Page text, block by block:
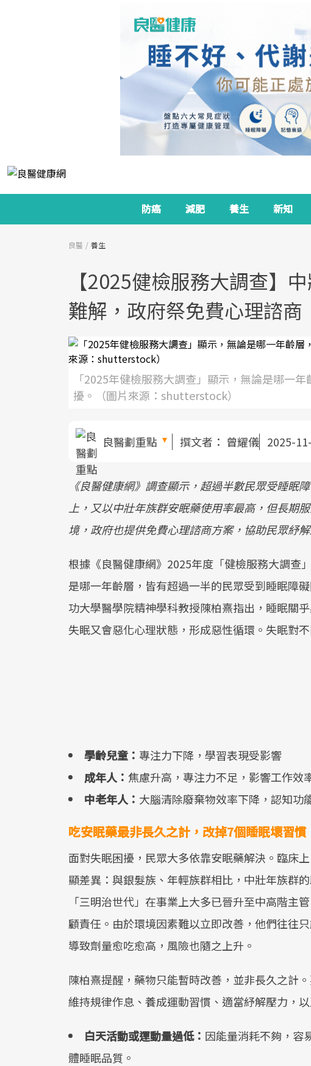
防癌 減肥 養生 新知
良醫 養生
【2025健檢服務大調查】
難解，政府祭免費心理諮商
「2025年健檢服務大調查」顯示，無論是哪一
擾。（圖片來源：shutterstock）
良醫劃重點 撰文者： 曾耀儀 2025-
《良醫健康網》調查顯示，超過半數民眾受睡眠
上，又以中壯年族群安眠藥使用率最高，但長期
境，政府也提供免費心理諮商方案，協助民眾紓
根據《良醫健康網》2025年度「健檢服務大調查
是哪一年齡層，皆有超過一半的民眾受到睡眠障
功大學醫學院精神學科教授陳柏熹指出，睡眠關
失眠又會惡化心理狀態，形成惡性循環。失眠對
學齡兒童： 專注力下降，學習表現受影響
成年人： 焦慮升高，專注力不足，影響工作效
中老年人： 大腦清除廢棄物效率下降，認知功
吃安眠藥最非長久之計，改掉7個睡眠壞習慣
面對失眠困擾，民眾大多依靠安眠藥解決。臨床
顯差異：與銀髮族、年輕族群相比，中壯年族群
「三明治世代」在事業上大多已晉升至中高階主
顧責任。由於環境因素難以立即改善，他們往往
導致劑量愈吃愈高，風險也隨之上升。
陳柏熹提醒，藥物只能暫時改善，並非長久之計
維持規律作息、養成運動習慣、適當紓解壓力，
白天活動或運動量過低： 因能量消耗不夠，容
體睡眠品質。